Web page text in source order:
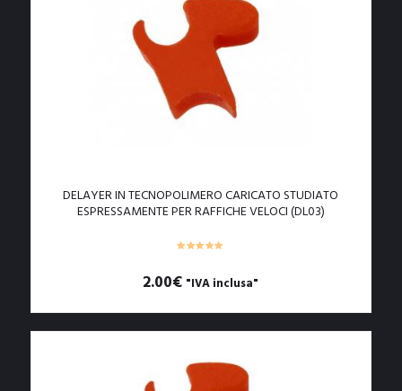
DELAYER IN TECNOPOLIMERO CARICATO STUDIATO
ESPRESSAMENTE PER RAFFICHE VELOCI (DL03)
2.00€ "IVA inclusa"